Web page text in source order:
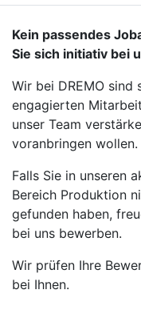
Kein passendes
Sie sich initiativ bei
Wir bei DREMO sind
engagierten
unser Team
voranbringen wollen.
Falls Sie in unseren
Bereich Produktion
gefunden haben,
bei uns bewerben.
Wir prüfen Ihre
bei Ihnen.